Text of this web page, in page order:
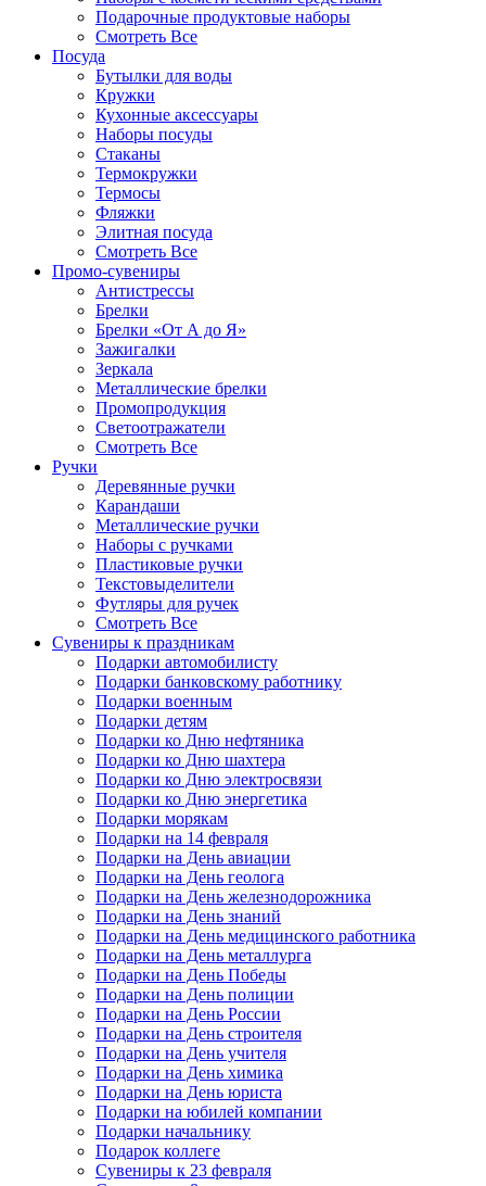
Подарочные продуктовые наборы
Смотреть Все
Посуда
Бутылки для воды
Кружки
Кухонные аксессуары
Наборы посуды
Стаканы
Термокружки
Термосы
Фляжки
Элитная посуда
Смотреть Все
Промо-сувениры
Антистрессы
Брелки
Брелки «От А до Я»
Зажигалки
Зеркала
Металлические брелки
Промопродукция
Светоотражатели
Смотреть Все
Ручки
Деревянные ручки
Карандаши
Металлические ручки
Наборы с ручками
Пластиковые ручки
Текстовыделители
Футляры для ручек
Смотреть Все
Сувениры к праздникам
Подарки автомобилисту
Подарки банковскому работнику
Подарки военным
Подарки детям
Подарки ко Дню нефтяника
Подарки ко Дню шахтера
Подарки ко Дню электросвязи
Подарки ко Дню энергетика
Подарки морякам
Подарки на 14 февраля
Подарки на День авиации
Подарки на День геолога
Подарки на День железнодорожника
Подарки на День знаний
Подарки на День медицинского работника
Подарки на День металлурга
Подарки на День Победы
Подарки на День полиции
Подарки на День России
Подарки на День строителя
Подарки на День учителя
Подарки на День химика
Подарки на День юриста
Подарки на юбилей компании
Подарки начальнику
Подарок коллеге
Сувениры к 23 февраля